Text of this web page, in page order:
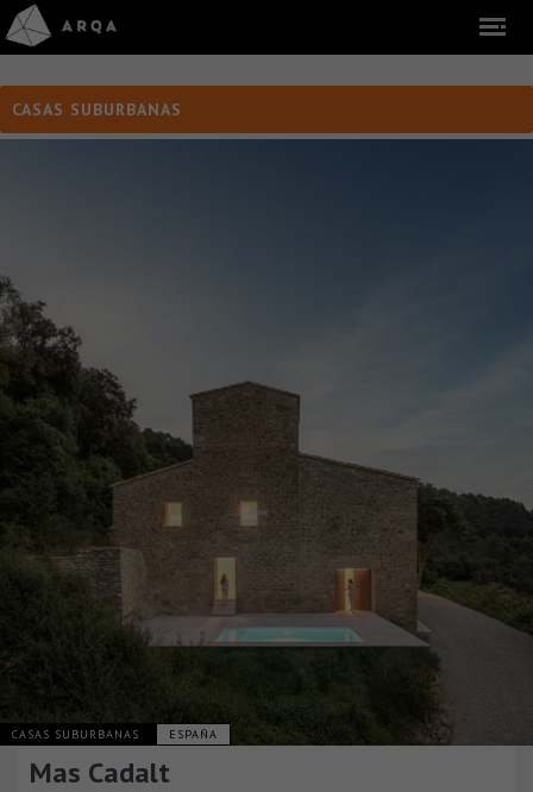
CASAS SUBURBANAS
CASAS SUBURBANAS ESPAÑA
Mas Cadalt